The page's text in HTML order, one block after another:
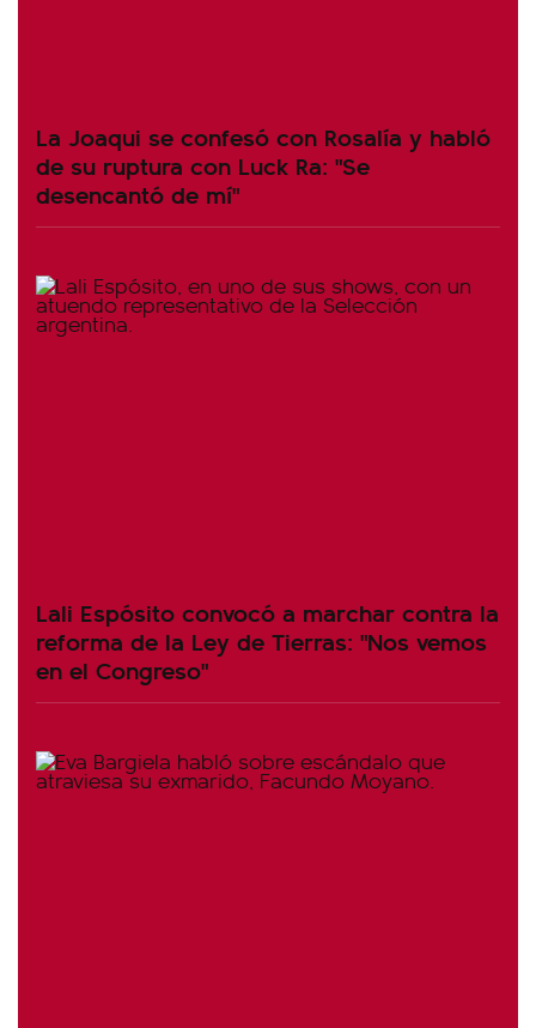
La Joaqui se confesó con Rosalía y habló
de su ruptura con Luck Ra: "Se
desencantó de mí"
Lali Espósito convocó a marchar contra la
reforma de la Ley de Tierras: "Nos vemos
en el Congreso"